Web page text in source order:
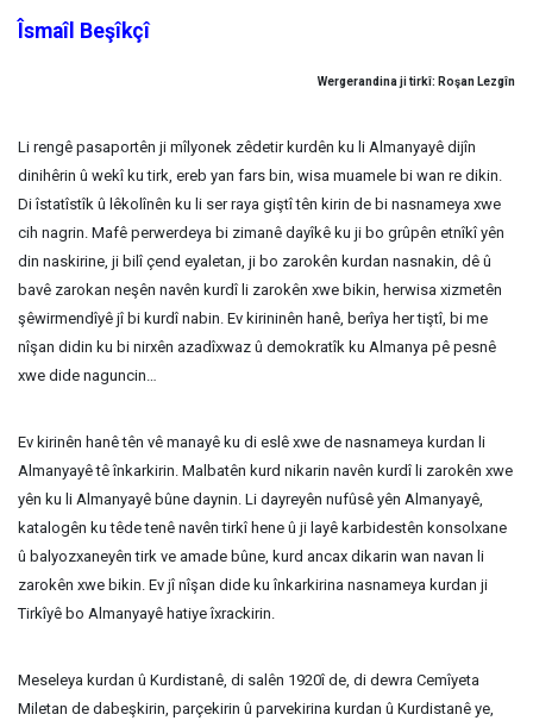
Îsmaîl Beşîkçî
Wergerandina ji tirkî: Roşan Lezgîn
Li rengê pasaportên ji mîlyonek zêdetir kurdên ku li Almanyayê dijîn
dinihêrin û wekî ku tirk, ereb yan fars bin, wisa muamele bi wan re dikin.
Di îstatîstîk û lêkolînên ku li ser raya giştî tên kirin de bi nasnameya xwe
cih nagrin. Mafê perwerdeya bi zimanê dayîkê ku ji bo grûpên etnîkî yên
din naskirine, ji bilî çend eyaletan, ji bo zarokên kurdan nasnakin, dê û
bavê zarokan neşên navên kurdî li zarokên xwe bikin, herwisa xizmetên
şêwirmendîyê jî bi kurdî nabin. Ev kirininên hanê, berîya her tiştî, bi me
nîşan didin ku bi nirxên azadîxwaz û demokratîk ku Almanya pê pesnê
xwe dide naguncin…
Ev kirinên hanê tên vê manayê ku di eslê xwe de nasnameya kurdan li
Almanyayê tê înkarkirin. Malbatên kurd nikarin navên kurdî li zarokên xwe
yên ku li Almanyayê bûne daynin. Li dayreyên nufûsê yên Almanyayê,
katalogên ku têde tenê navên tirkî hene û ji layê karbidestên konsolxane
û balyozxaneyên tirk ve amade bûne, kurd ancax dikarin wan navan li
zarokên xwe bikin. Ev jî nîşan dide ku înkarkirina nasnameya kurdan ji
Tirkîyê bo Almanyayê hatiye îxrackirin.
Meseleya kurdan û Kurdistanê, di salên 1920î de, di dewra Cemîyeta
Miletan de dabeşkirin, parçekirin û parvekirina kurdan û Kurdistanê ye,